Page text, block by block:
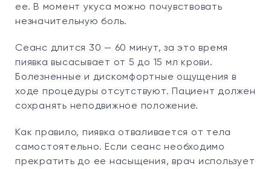
ее. В момент укуса можно почувствовать
незначительную боль.
Сеанс длится 30 — 60 минут, за это время
пиявка высасывает от 5 до 15 мл крови.
Болезненные и дискомфортные ощущения в
ходе процедуры отсутствуют. Пациент должен
сохранять неподвижное положение.
Как правило, пиявка отваливается от тела
самостоятельно. Если сеанс необходимо
прекратить до ее насыщения, врач использует